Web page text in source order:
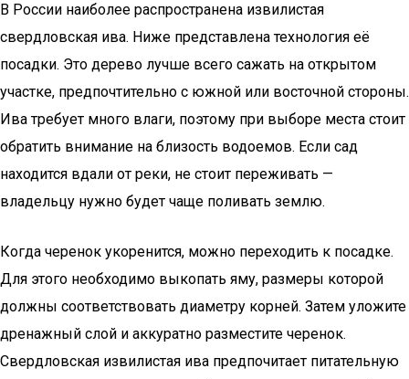
В России наиболее распространена извилистая
свердловская ива. Ниже представлена технология её
посадки. Это дерево лучше всего сажать на открытом
участке, предпочтительно с южной или восточной стороны.
Ива требует много влаги, поэтому при выборе места стоит
обратить внимание на близость водоемов. Если сад
находится вдали от реки, не стоит переживать —
владельцу нужно будет чаще поливать землю.
Когда черенок укоренится, можно переходить к посадке.
Для этого необходимо выкопать яму, размеры которой
должны соответствовать диаметру корней. Затем уложите
дренажный слой и аккуратно разместите черенок.
Свердловская извилистая ива предпочитает питательную